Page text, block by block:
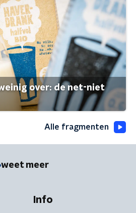
over: de net-niet
Alle fragmenten
weet meer
Info